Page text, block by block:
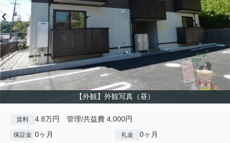
【外観】外観写真（昼）
賃料 4.8万円 管理/共益費 4,000円
保証金 0ヶ月 礼金 0ヶ月